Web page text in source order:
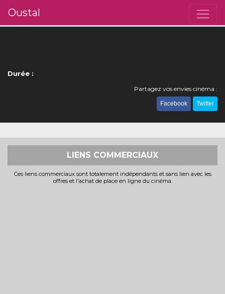
Oustal
Durée :
Partagez vos envies cinéma :
Facebook Twitter
LIENS COMMERCIAUX
Ces liens commerciaux sont totalement indépendants et sans lien avec les
offres et l'achat de place en ligne du cinéma.